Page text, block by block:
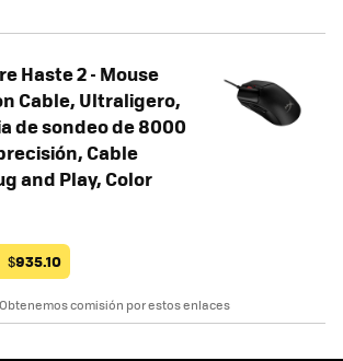
Haste 2 - Mouse
Cable, Ultraligero,
de sondeo de 8000
Cable
and Play, Color
$935.10
comisión por estos enlaces